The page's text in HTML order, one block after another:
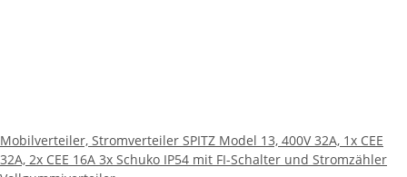
Mobilverteiler, Stromverteiler SPITZ Model 13, 400V 32A, 1x CEE
32A, 2x CEE 16A 3x Schuko IP54 mit FI-Schalter und Stromzähler